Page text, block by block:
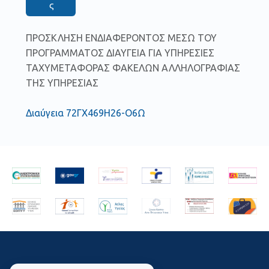
ς
ΠΡΟΣΚΛΗΣΗ ΕΝΔΙΑΦΕΡΟΝΤΟΣ ΜΕΣΩ ΤΟΥ
ΠΡΟΓΡΑΜΜΑΤΟΣ ΔΙΑΥΓΕΙΑ ΓΙΑ ΥΠΗΡΕΣΙΕΣ
ΤΑΧΥΜΕΤΑΦΟΡΑΣ ΦΑΚΕΛΩΝ ΑΛΛΗΛΟΓΡΑΦΙΑΣ
ΤΗΣ ΥΠΗΡΕΣΙΑΣ
Διαύγεια 72ΓΧ469Η26-Ο6Ω